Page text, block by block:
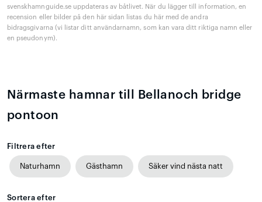
svenskhamnguide.se uppdateras av båtlivet. När du lägger till information, en
recension eller bilder på den här sidan listas du här med de andra
bidragsgivarna (vi listar ditt användarnamn, som kan vara ditt riktiga namn eller
en pseudonym).
Närmaste hamnar till Bellanoch bridge
pontoon
Filtrera efter
Naturhamn Gästhamn Säker vind nästa natt
Sortera efter